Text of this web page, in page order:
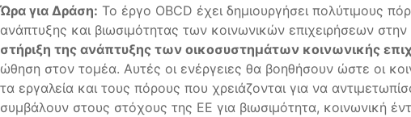
Ώρα για Δράση: Το έργο OBCD έχει δημιουργήσει πολύτιμους
ανάπτυξης και βιωσιμότητας των κοινωνικών επιχειρήσεων
στήριξη της ανάπτυξης των οικοσυστημάτων κοινωνικής
ώθηση στον τομέα. Αυτές οι ενέργειες θα βοηθήσουν ώστε οι
τα εργαλεία και τους πόρους που χρειάζονται για να
συμβάλουν στους στόχους της ΕΕ για βιωσιμότητα, κοινωνική